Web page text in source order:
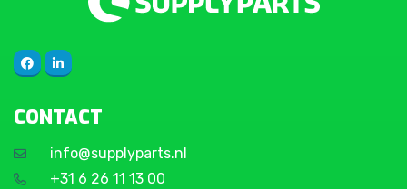
CONTACT
info@supplyparts.nl
+31 6 26 11 13 00